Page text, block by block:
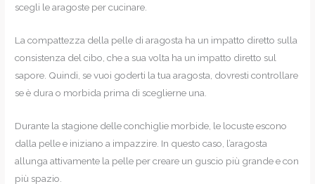
scegli le aragoste per cucinare.
La compattezza della pelle di aragosta ha un impatto diretto sulla
consistenza del cibo, che a sua volta ha un impatto diretto sul
sapore. Quindi, se vuoi goderti la tua aragosta, dovresti controllare
se è dura o morbida prima di sceglierne una.
Durante la stagione delle conchiglie morbide, le locuste escono
dalla pelle e iniziano a impazzire. In questo caso, l’aragosta
allunga attivamente la pelle per creare un guscio più grande e con
più spazio.